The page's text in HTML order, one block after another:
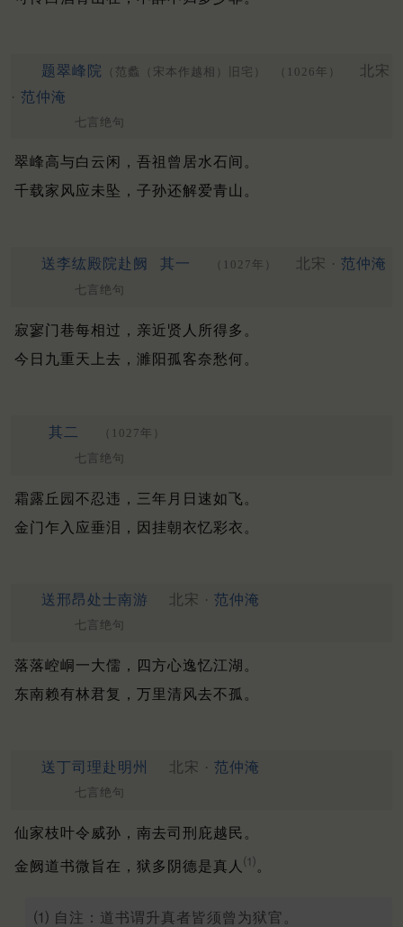
题翠峰院 （范蠡（宋本作越相）旧宅） （1026年）
北宋
· 范仲淹
七言绝句
翠峰高与白云闲，吾祖曾居水石间。
千载家风应未坠，子孙还解爱青山。
送李纮殿院赴阙 其一 （1027年） 北宋 · 范仲淹
七言绝句
寂寥门巷每相过，亲近贤人所得多。
今日九重天上去，濉阳孤客奈愁何。
其二
（1027年）
七言绝句
霜露丘园不忍违，三年月日速如飞。
金门乍入应垂泪，因挂朝衣忆彩衣。
送邢昂处士南游 北宋 · 范仲淹
七言绝句
落落崆峒一大儒，四方心逸忆江湖。
东南赖有林君复，万里清风去不孤。
送丁司理赴明州 北宋 · 范仲淹
七言绝句
仙家枝叶令威孙，南去司刑庇越民。
金阙道书微旨在，狱多阴德是真人 ⑴ 。
⑴ 自注：道书谓升真者皆须曾为狱官。